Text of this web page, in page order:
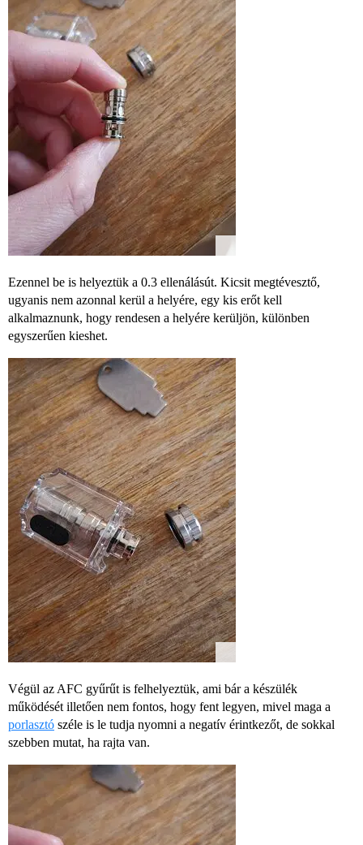
Ezennel be is helyeztük a 0.3 ellenálásút. Kicsit megtévesztő,
ugyanis nem azonnal kerül a helyére, egy kis erőt kell
alkalmaznunk, hogy rendesen a helyére kerüljön, különben
egyszerűen kieshet.
Végül az AFC gyűrűt is felhelyeztük, ami bár a készülék
működését illetően nem fontos, hogy fent legyen, mivel maga a
porlasztó széle is le tudja nyomni a negatív érintkezőt, de sokkal
szebben mutat, ha rajta van.